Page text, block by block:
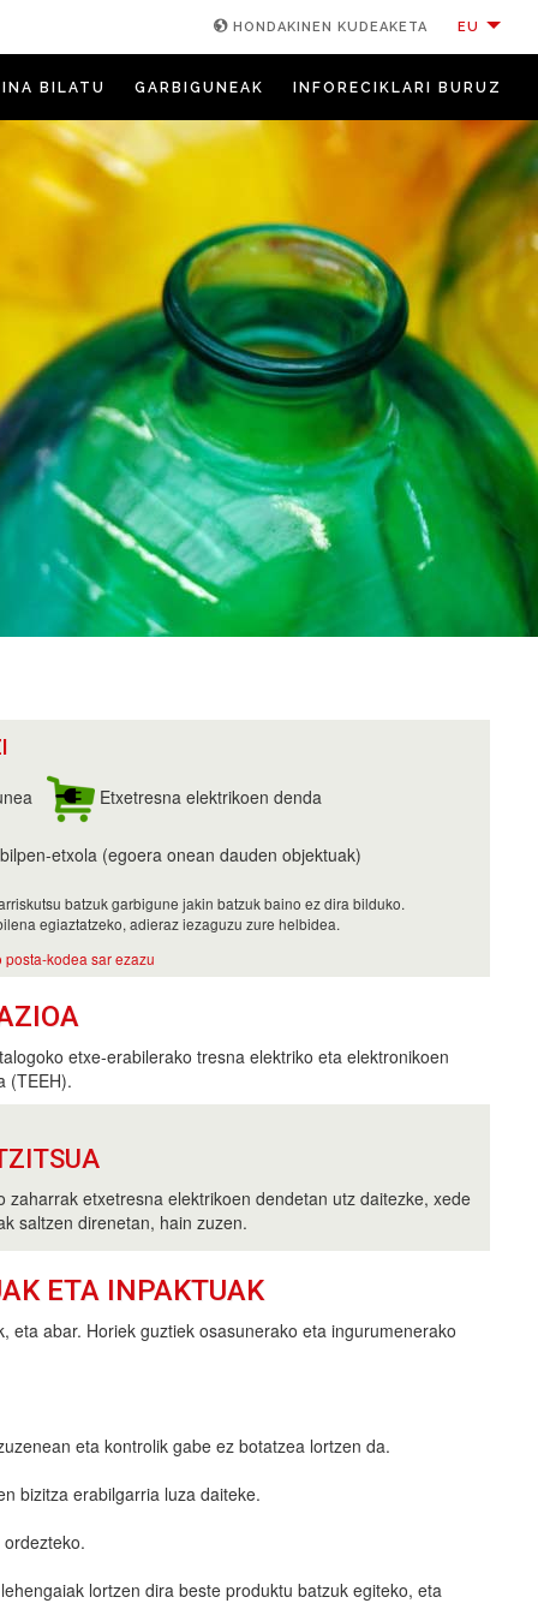
HONDAKINEN KUDEAKETA EU
BILATU GARBIGUNEAK INFORECIKLARI BURUZ
Etxetresna elektrikoen denda
etxola (egoera onean dauden objektuak)
batzuk garbigune jakin batzuk baino ez dira bilduko.
egiaztatzeko, adieraz iezaguzu zure helbidea.
kodea sar ezazu
etxe-erabilerako tresna elektriko eta elektronikoen
(TEEH).
zaharrak etxetresna elektrikoen dendetan utz daitezke, xede
saltzen direnetan, hain zuzen.
ETA INPAKTUAK
abar. Horiek guztiek osasunerako eta ingurumenerako
eta kontrolik gabe ez botatzea lortzen da.
bizitza erabilgarria luza daiteke.
lortzen dira beste produktu batzuk egiteko, eta